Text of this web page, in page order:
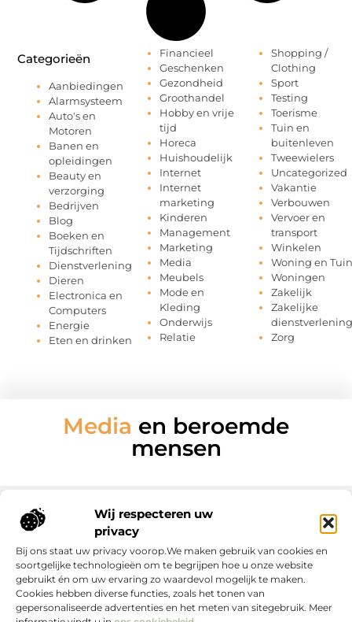
Wij respecteren uw
privacy
Bij ons staat uw privacy voorop.We maken gebruik van cookies en
soortgelijke technologieën om te begrijpen hoe u onze website
gebruikt én om uw ervaring zo waardevol mogelijk te maken.
Cookies hebben diverse functies, zoals het tonen van
gepersonaliseerde advertenties en het meten van sitegebruik. Meer
Categorieën
Aanbiedingen
Alarmsysteem
Auto's en
Motoren
Banen en
opleidingen
Beauty en
verzorging
Bedrijven
Blog
Boeken en
Tijdschriften
Dienstverlening
Dieren
Electronica en
Computers
Energie
Eten en drinken
Financieel
Geschenken
Gezondheid
Groothandel
Hobby en vrije
tijd
Horeca
Huishoudelijk
Internet
Internet
marketing
Kinderen
Management
Marketing
Media
Meubels
Mode en
Kleding
Onderwijs
Relatie
Shopping /
Clothing
Sport
Testing
Toerisme
Tuin en
buitenleven
Tweewielers
Uncategorized
Vakantie
Verbouwen
Vervoer en
transport
Winkelen
Woning en Tuin
Woningen
Zakelijk
Zakelijke
dienstverlening
Zorg
Media en beroemde
mensen
Onze informatie